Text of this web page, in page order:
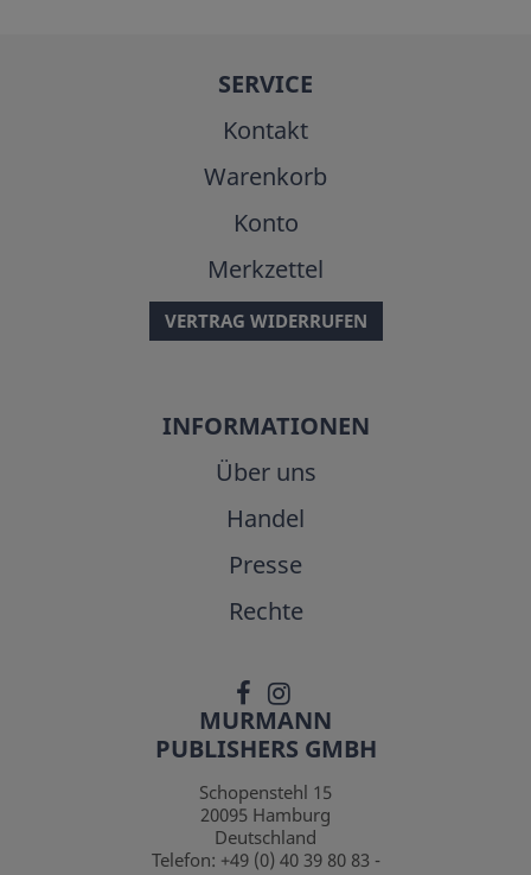
SERVICE
Kontakt
Warenkorb
Konto
Merkzettel
VERTRAG WIDERRUFEN
INFORMATIONEN
Über uns
Handel
Presse
Rechte
MURMANN
PUBLISHERS GMBH
Schopenstehl 15
20095 Hamburg
Deutschland
Telefon: +49 (0) 40 39 80 83 -